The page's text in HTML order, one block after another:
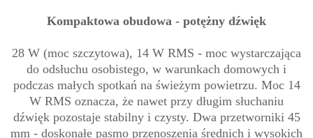
Kompaktowa obudowa - potężny dźwięk
28 W (moc szczytowa), 14 W RMS - moc wystarczająca
do odsłuchu osobistego, w warunkach domowych i
podczas małych spotkań na świeżym powietrzu. Moc 14
W RMS oznacza, że nawet przy długim słuchaniu
dźwięk pozostaje stabilny i czysty. Dwa przetworniki 45
mm - doskonałe pasmo przenoszenia średnich i wysokich